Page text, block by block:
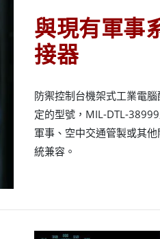
與現有軍事
接器
防禦控制台機架式工業電
定的型號，MIL-DTL-
軍事、空中交通管製或其
統兼容。